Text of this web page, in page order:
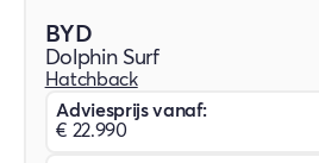
BYD
Dolphin Surf
Hatchback
Adviesprijs vanaf:
€ 22.990